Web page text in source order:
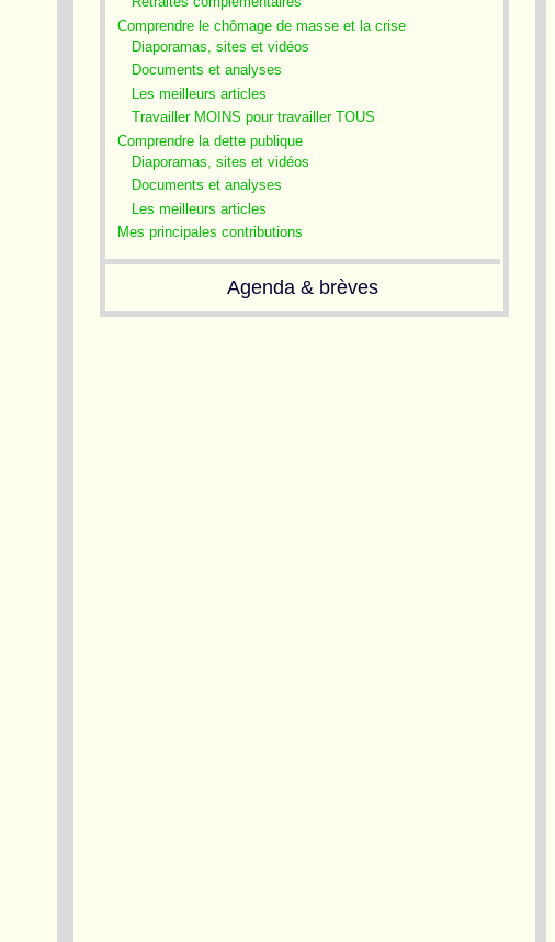
Comprendre le chômage de masse et la crise
Diaporamas, sites et vidéos
Documents et analyses
Les meilleurs articles
Travailler MOINS pour travailler TOUS
Comprendre la dette publique
Diaporamas, sites et vidéos
Documents et analyses
Les meilleurs articles
Mes principales contributions
Agenda & brèves